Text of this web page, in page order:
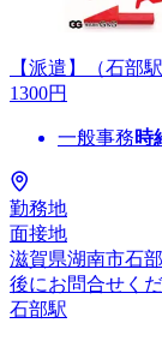
【派遣】（石部
1300円
一般事務時
勤務地
面接地
滋賀県湖南市石
後にお問合せく
石部駅